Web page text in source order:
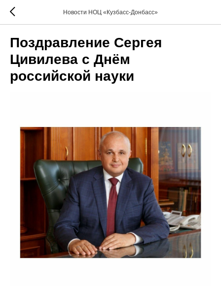
Новости НОЦ «Кузбасс-Донбасс»
Поздравление Сергея
Цивилева с Днём
российской науки